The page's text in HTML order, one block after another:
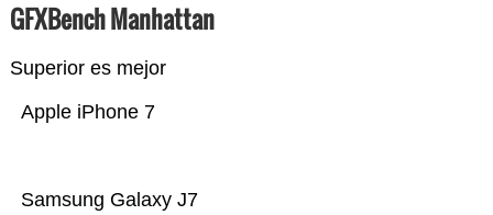
GFXBench Manhattan
Superior es mejor
Samsung Galaxy J7
Apple iPhone 7